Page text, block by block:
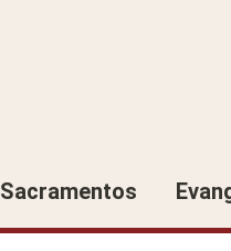
Sacramentos